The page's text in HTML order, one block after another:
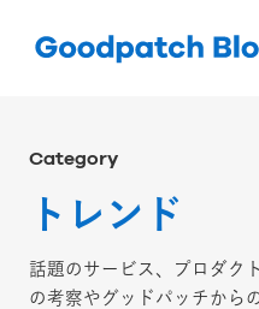
Category
トレンド
話題のサービス、プロダク
の考察やグッドパッチから